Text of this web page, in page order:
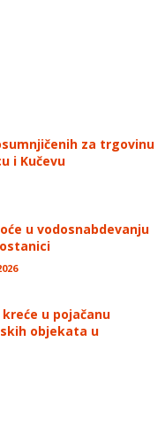
za trgovinu
i Kučevu
u vodosnabdevanju
u pojačanu
objekata u